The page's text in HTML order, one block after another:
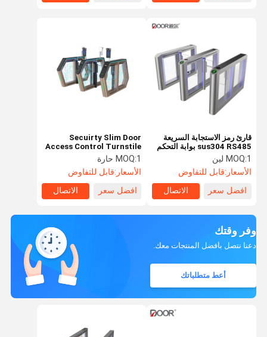
Secuirty Slim Door
Access Control Turnstile
Mllion Times Life
MOQ:1 حارة
الأسعار:قابل للتفاوض
افضل سعر
الاتصال
قارئ رمز الاستجابة السريعة
sus304 RS485 بوابة التحكم
في الوصول الباب الدوار 100w
MOQ:1 لين
الأسعار:قابل للتفاوض
افضل سعر
الاتصال
وفر وقتك
دعنا نتصل بأفضل المنتجات معك.
أعط متطلباتك